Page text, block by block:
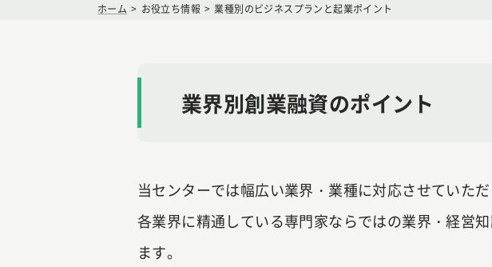
ホーム お役立ち情報 業種別のビジネスプランと起業ポイント
業界別創業融資のポイント
当センターでは幅広い業界・業種に対応させていただ
各業界に精通している専門家ならではの業界・経営
ます。